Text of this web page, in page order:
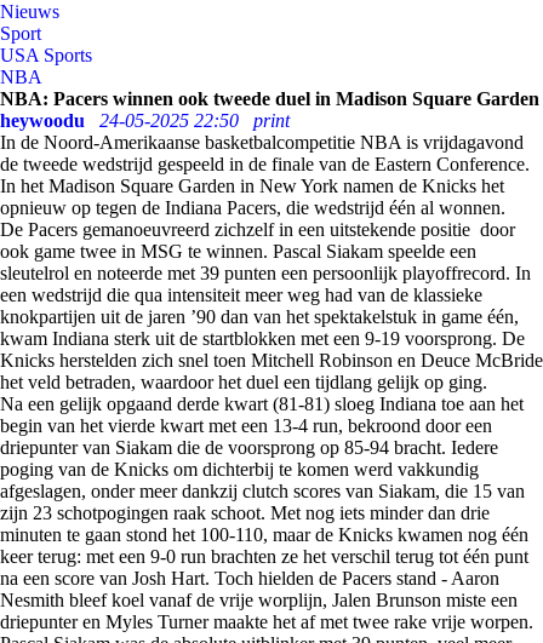
Nieuws
Sport
USA Sports
NBA
NBA: Pacers winnen ook tweede duel in Madison Square Garden
heywoodu
24-05-2025 22:50
print
In de Noord-Amerikaanse basketbalcompetitie NBA is vrijdagavond
de tweede wedstrijd gespeeld in de finale van de Eastern Conference.
In het Madison Square Garden in New York namen de Knicks het
opnieuw op tegen de Indiana Pacers, die wedstrijd één al wonnen.
De Pacers gemanoeuvreerd zichzelf in een uitstekende positie door
ook game twee in MSG te winnen. Pascal Siakam speelde een
sleutelrol en noteerde met 39 punten een persoonlijk playoffrecord. In
een wedstrijd die qua intensiteit meer weg had van de klassieke
knokpartijen uit de jaren ’90 dan van het spektakelstuk in game één,
kwam Indiana sterk uit de startblokken met een 9-19 voorsprong. De
Knicks herstelden zich snel toen Mitchell Robinson en Deuce McBride
het veld betraden, waardoor het duel een tijdlang gelijk op ging.
Na een gelijk opgaand derde kwart (81-81) sloeg Indiana toe aan het
begin van het vierde kwart met een 13-4 run, bekroond door een
driepunter van Siakam die de voorsprong op 85-94 bracht. Iedere
poging van de Knicks om dichterbij te komen werd vakkundig
afgeslagen, onder meer dankzij clutch scores van Siakam, die 15 van
zijn 23 schotpogingen raak schoot. Met nog iets minder dan drie
minuten te gaan stond het 100-110, maar de Knicks kwamen nog één
keer terug: met een 9-0 run brachten ze het verschil terug tot één punt
na een score van Josh Hart. Toch hielden de Pacers stand - Aaron
Nesmith bleef koel vanaf de vrije worplijn, Jalen Brunson miste een
driepunter en Myles Turner maakte het af met twee rake vrije worpen.